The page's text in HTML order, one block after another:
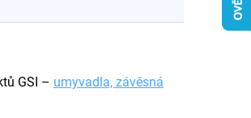
GSI – umyvadla, závěsná